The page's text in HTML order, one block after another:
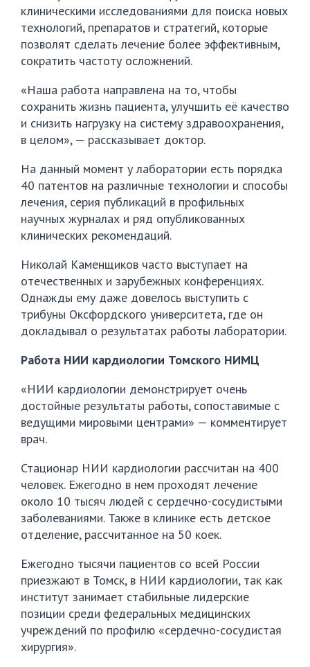
клиническими исследованиями для поиска новых
технологий, препаратов и стратегий, которые
позволят сделать лечение более эффективным,
сократить частоту осложнений.
«Наша работа направлена на то, чтобы
сохранить жизнь пациента, улучшить её качество
и снизить нагрузку на систему здравоохранения,
в целом», — рассказывает доктор.
На данный момент у лаборатории есть порядка
40 патентов на различные технологии и способы
лечения, серия публикаций в профильных
научных журналах и ряд опубликованных
клинических рекомендаций.
Николай Каменщиков часто выступает на
отечественных и зарубежных конференциях.
Однажды ему даже довелось выступить с
трибуны Оксфордского университета, где он
докладывал о результатах работы лаборатории.
Работа НИИ кардиологии Томского НИМЦ
«НИИ кардиологии демонстрирует очень
достойные результаты работы, сопоставимые с
ведущими мировыми центрами» — комментирует
врач.
Стационар НИИ кардиологии рассчитан на 400
человек. Ежегодно в нем проходят лечение
около 10 тысяч людей с сердечно-сосудистыми
заболеваниями. Также в клинике есть детское
отделение, рассчитанное на 50 коек.
Ежегодно тысячи пациентов со всей России
приезжают в Томск, в НИИ кардиологии, так как
институт занимает стабильные лидерские
позиции среди федеральных медицинских
учреждений по профилю «сердечно-сосудистая
хирургия».